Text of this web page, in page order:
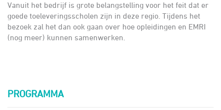
Vanuit het bedrijf is grote belangstelling voor het feit dat er
goede toeleveringsscholen zijn in deze regio. Tijdens het
bezoek zal het dan ook gaan over hoe opleidingen en EMRI
(nog meer) kunnen samenwerken.
PROGRAMMA